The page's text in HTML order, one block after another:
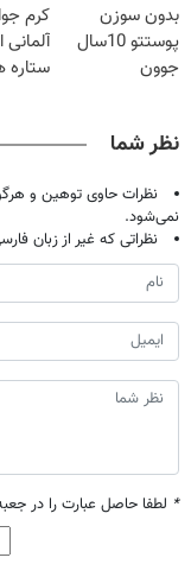
شدی🔥
بدون سوزن
پوستتو 10سال
جوون
کرم
ستاره
نظر شما
نظرات حاوی توهین و
نمی‌شود.
نظراتی که غیر از زبان
* لطفا حاصل عبارت را در